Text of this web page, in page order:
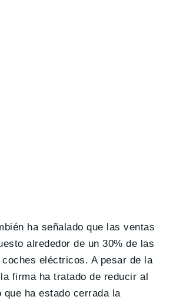
ha señalado que las ventas
alrededor de un 30% de las
eléctricos. A pesar de la
firma ha tratado de reducir al
que ha estado cerrada la